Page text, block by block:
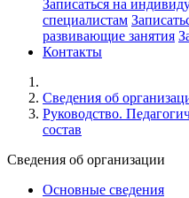
Записаться на
специалистам
развивающие занятия
Контакты
Cведения об
Руководство.
состав
Cведения об организации
Основные сведения